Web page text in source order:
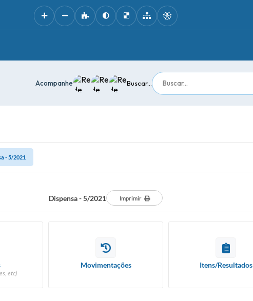
Buscar...
Acompanhe
- 5/2021
Dispensa - 5/2021 Imprimir
etc)
Movimentações Itens/Resultados